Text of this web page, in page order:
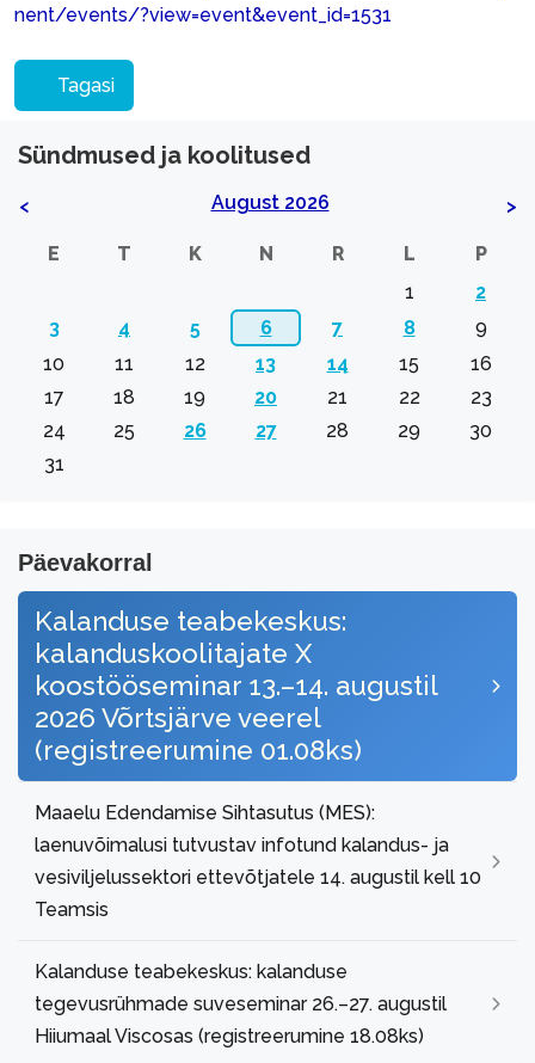
nent/events/?view=event&event_id=1531
Tagasi
Sündmused ja koolitused
< August 2026 >
E T K N R L
P
1
2
3
4 5 6 7 8
9
10
11 12 13 14 15
16
17
18 19 20 21 22
23
24
25 26 27 28 29
30
31
Päevakorral
Kalanduse teabekeskus:
kalanduskoolitajate X
koostööseminar 13.–14. augustil
2026 Võrtsjärve veerel
(registreerumine 01.08ks)
Maaelu Edendamise Sihtasutus (MES):
laenuvõimalusi tutvustav infotund kalandus- ja
vesiviljelussektori ettevõtjatele 14. augustil kell 10
Teamsis
Kalanduse teabekeskus: kalanduse
tegevusrühmade suveseminar 26.–27. augustil
Hiiumaal Viscosas (registreerumine 18.08ks)